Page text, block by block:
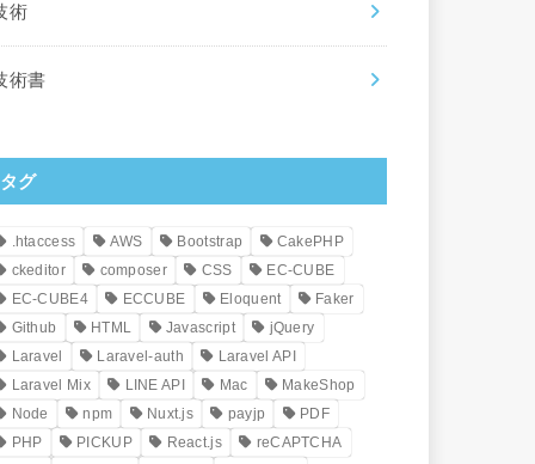
術
術書
タグ
.htaccess AWS Bootstrap
CakePHP
ckeditor
composer CSS
EC-CUBE
EC-CUBE4
ECCUBE Eloquent
Faker
Github
HTML Javascript
jQuery
Laravel
Laravel-auth
Laravel API
Laravel Mix
LINE API Mac
MakeShop
Node
npm Nuxt.js payjp
PDF
PHP
PICKUP React.js
reCAPTCHA